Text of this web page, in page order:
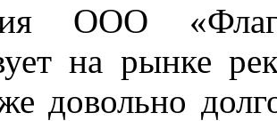
ООО
на рынке
довольно